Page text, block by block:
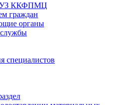
ККФПМЦ
граждан
органы
специалистов